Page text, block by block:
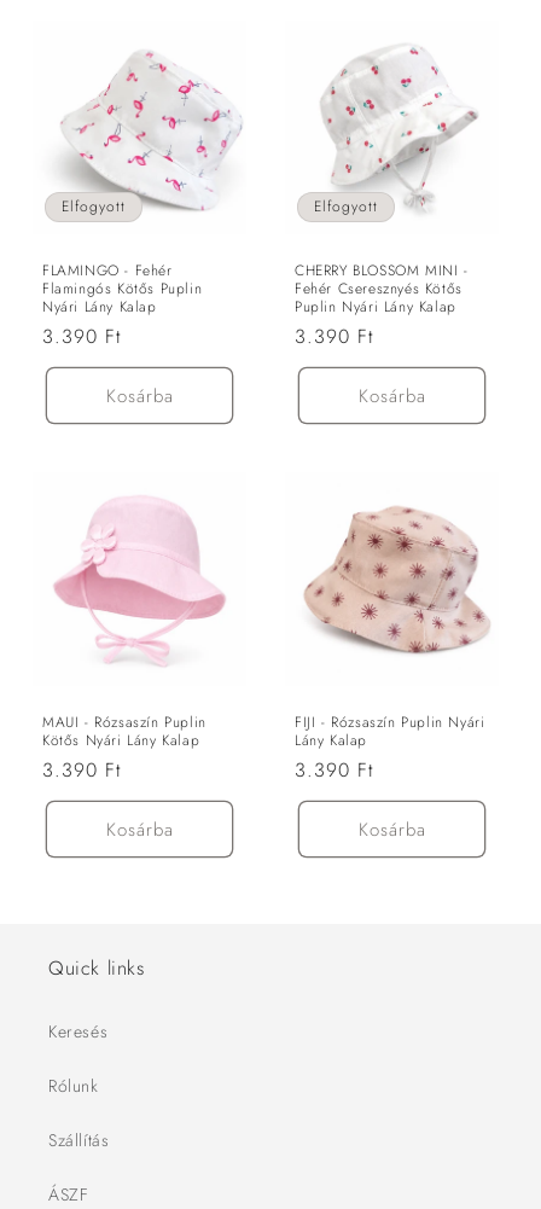
Elfogyott
FLAMINGO - Fehér
Flamingós Kötős Puplin
Nyári Lány Kalap
Normál
ár
3.390 Ft
Kosárba
Elfogyott
CHERRY BLOSSOM MINI -
Fehér Cseresznyés Kötős
Puplin Nyári Lány Kalap
Normál
ár
3.390 Ft
Kosárba
MAUI - Rózsaszín Puplin
Kötős Nyári Lány Kalap
Normál
ár
3.390 Ft
Kosárba
FIJI - Rózsaszín Puplin Nyári
Lány Kalap
Normál
ár
3.390 Ft
Kosárba
Quick links
Keresés
Rólunk
Szállítás
ÁSZF